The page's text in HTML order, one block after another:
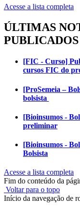
Acesse a lista completa
ÚLTIMAS
PUBLICADOS
[FIC - Curso]
cursos FIC do
[ProSemeia –
bolsista
[Bioinsumos -
preliminar
[Bioinsumos -
Bolsista
Acesse a lista completa
Fim do conteúdo da
Voltar para o topo
Início da navegação de